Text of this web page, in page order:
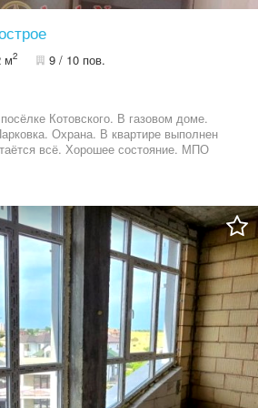
м2 9 / 10 пов.
Котовского. В газовом доме.
Охрана. В квартире выполнен
всё. Хорошее состояние. МПО
и бытовая техника. Есть